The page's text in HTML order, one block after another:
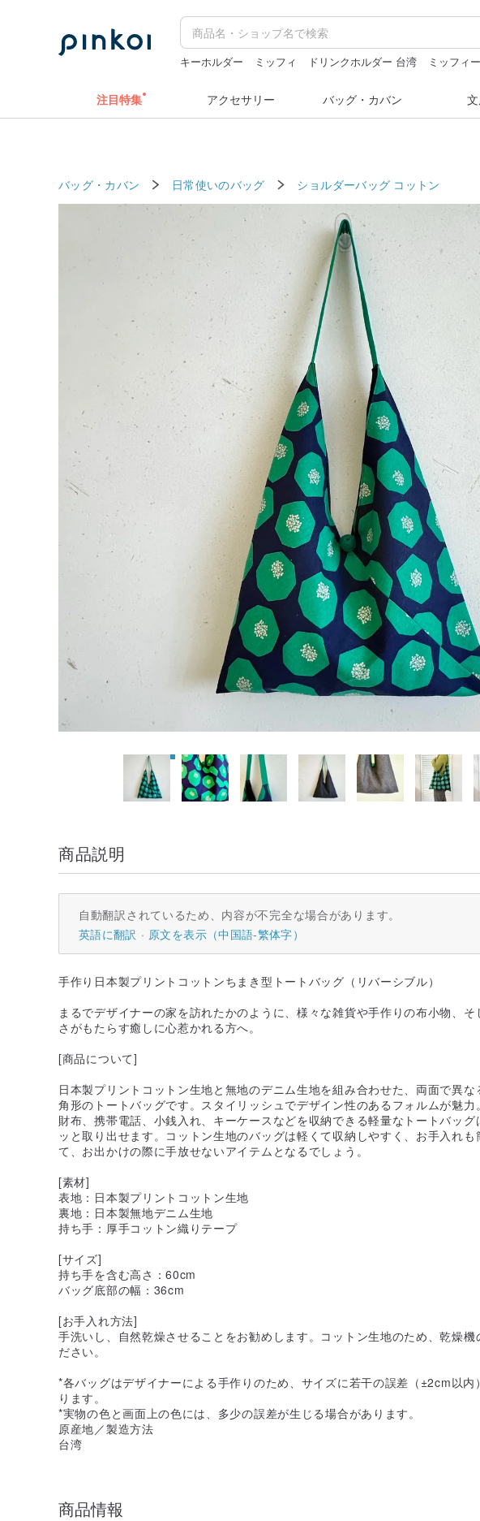
キーホルダー ミッフィ ドリンクホルダー 台湾
ミッフィ
注目特集 アクセサリー バッグ・カバン
バッグ・カバン 日常使いのバッグ ショルダーバッグ コットン
商品説明
自動翻訳されているため、内容が不完全な場合があります。
英語に翻訳
原文を表示（中国語-繁体字）
手作り日本製プリントコットンちまき型トートバッグ（リバーシブル）
まるでデザイナーの家を訪れたかのように、様々な雑貨や手作りの布小物、
さがもたらす癒しに心惹かれる方へ。
[商品について]
日本製プリントコットン生地と無地のデニム生地を組み合わせた、両面で異な
角形のトートバッグです。スタイリッシュでデザイン性のあるフォルムが魅力。
財布、携帯電話、小銭入れ、キーケースなどを収納できる軽量なトートバッ
ッと取り出せます。コットン生地のバッグは軽くて収納しやすく、お手入れも
て、お出かけの際に手放せないアイテムとなるでしょう。
[素材]
表地：日本製プリントコットン生地
裏地：日本製無地デニム生地
持ち手：厚手コットン織りテープ
[サイズ]
持ち手を含む高さ：60cm
バッグ底部の幅：36cm
[お手入れ方法]
手洗いし、自然乾燥させることをお勧めします。コットン生地のため、乾燥機
ださい。
*各バッグはデザイナーによる手作りのため、サイズに若干の誤差（±2cm以内
ります。
*実物の色と画面上の色には、多少の誤差が生じる場合があります。
原産地／製造方法
台湾
商品情報